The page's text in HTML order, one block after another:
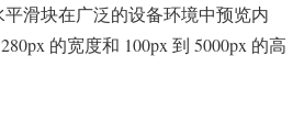
滑块在广泛的设备环境中预览内
的宽度和 100px 到 5000px 的高